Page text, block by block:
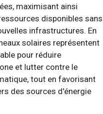
maximisant ainsi
disponibles sans
infrastructures. En
solaires représentent
pour réduire
et lutter contre le
tout en favorisant
des sources d'énergie